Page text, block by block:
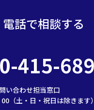
電話で相談する
415-689
問い合わせ担当窓口
（土・日・祝日は除きます）